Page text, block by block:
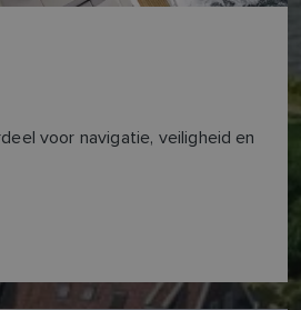
voor navigatie, veiligheid en